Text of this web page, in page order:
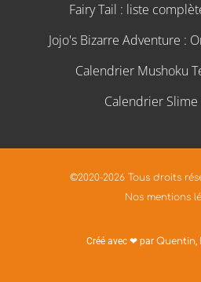
Fairy Tail : liste
Jojo's Bizarre Adventure :
Calendrier Mushoku
Calendrier Slime
©2020-2026 Tous droits
Nos mentions
Créé avec ❤ par Quentin,